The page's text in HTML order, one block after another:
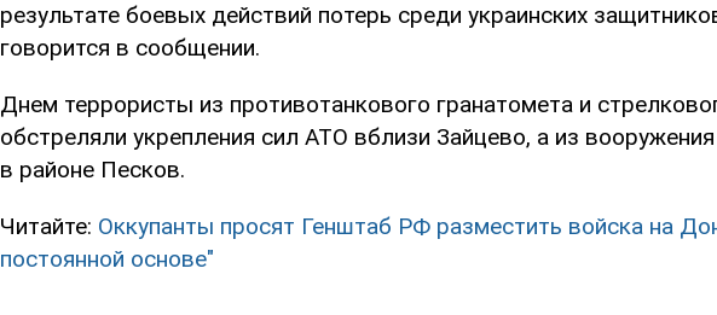
результате боевых действий потерь среди украинских
говорится в сообщении.
Днем террористы из противотанкового гранатомета и
обстреляли укрепления сил АТО вблизи Зайцево, а из
в районе Песков.
Читайте: Оккупанты просят Генштаб РФ разместить войска на
постоянной основе"